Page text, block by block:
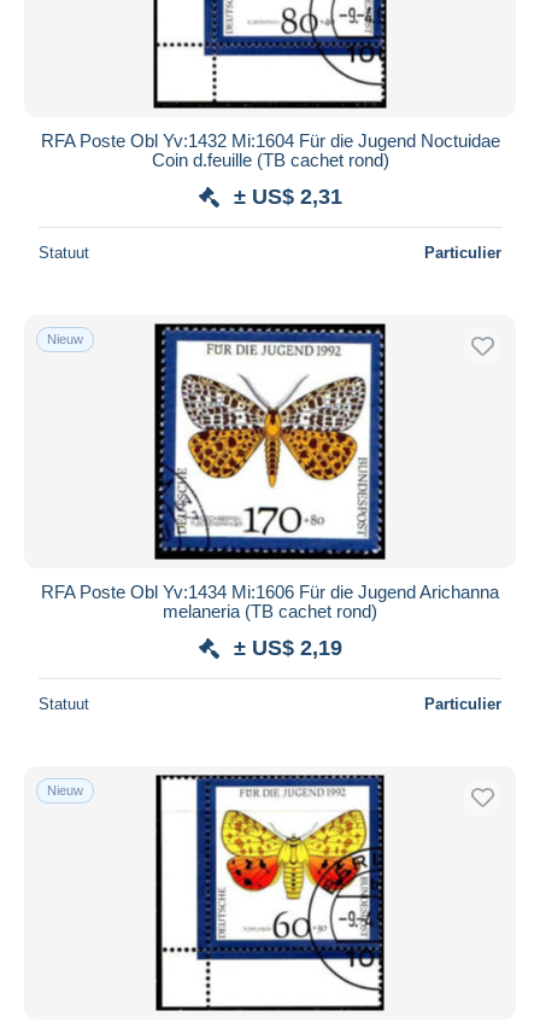
RFA Poste Obl Yv:1432 Mi:1604 Für die Jugend Noctuidae
Coin d.feuille (TB cachet rond)
± US$ 2,31
Statuut Particulier
Nieuw
RFA Poste Obl Yv:1434 Mi:1606 Für die Jugend Arichanna
melaneria (TB cachet rond)
± US$ 2,19
Statuut Particulier
Nieuw